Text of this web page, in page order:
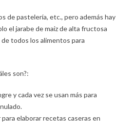
de pastelería, etc., pero además hay
el jarabe de maíz de alta fructosa
todos los alimentos para
son?:
y cada vez se usan más para
elaborar recetas caseras en